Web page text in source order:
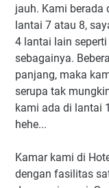
jauh. Kami berada
lantai 7 atau 8,
4 lantai lain
sebagainya.
panjang, maka
serupa tak
kami ada di lantai
hehe...
Kamar kami di
dengan fasilitas